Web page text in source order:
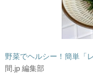
野菜でヘルシー！簡単「
間.jp 編集部